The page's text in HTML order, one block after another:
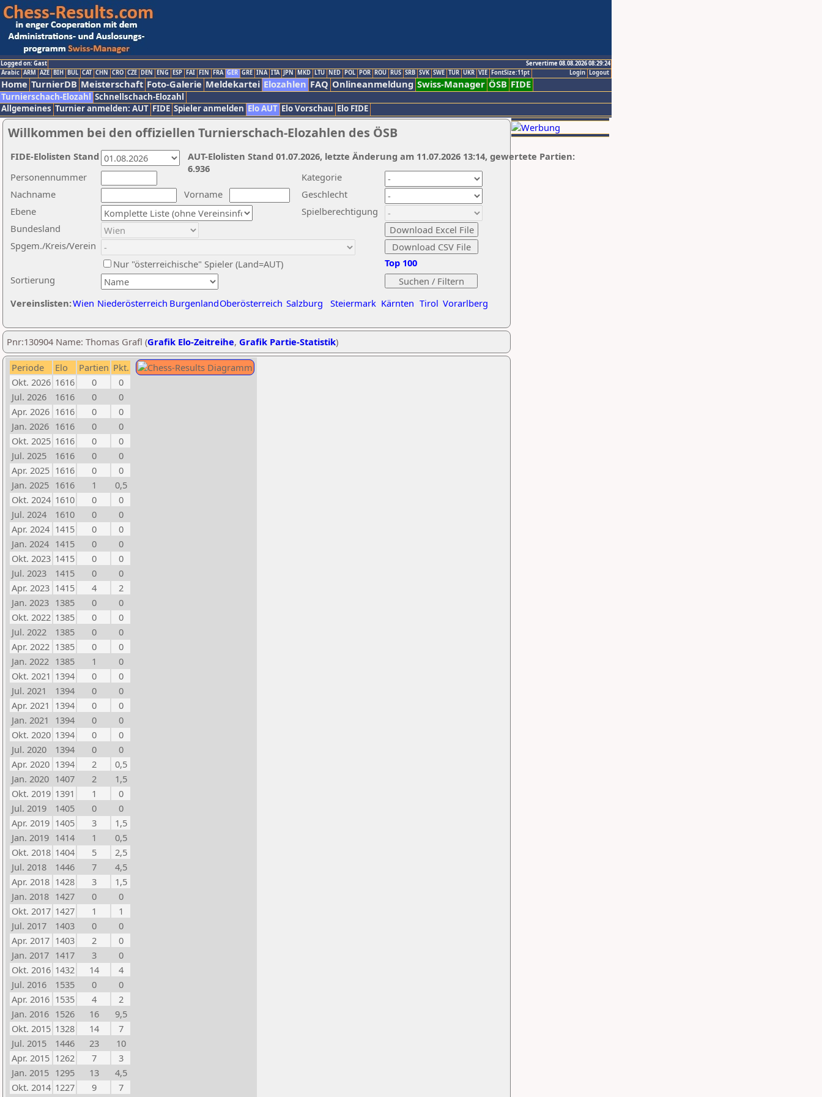
Logged on: Gast
Servertime 08.08.2026 08:29:24
Logout
Login
Arabic ARM AZE BIH BUL CAT CHN CRO CZE DEN ENG ESP FAI FIN FRA GER GRE INA ITA JPN MKD LTU NED POL POR ROU RUS SRB SVK SWE TUR UKR VIE FontSize:11pt
Home TurnierDB Meisterschaft Foto-Galerie Meldekartei Elozahlen FAQ Onlineanmeldung Swiss-Manager ÖSB FIDE
Turnierschach-Elozahl Schnellschach-Elozahl
Allgemeines Turnier anmelden: AUT FIDE Spieler anmelden Elo AUT Elo Vorschau Elo FIDE
Willkommen bei den offiziellen Turnierschach-Elozahlen des ÖSB
Nachname
Vorname
Ebene
Kategorie
Sortierung
Personennummer
Bundesland
Spgem./Kreis/Verein
Geschlecht
Nur "österreichische" Spieler (Land=AUT)
Spielberechtigung
Vereinslisten:Wien Niederösterreich BurgenlandOberösterreich Salzburg Steiermark Kärnten Tirol Vorarlberg
Top 100
AUT-Elolisten Stand 01.07.2026, letzte Änderung am 11.07.2026 13:14, gewertete Partien:
6.936
FIDE-Elolisten Stand
Pnr:130904 Name: Thomas Grafl (Grafik Elo-Zeitreihe, Grafik Partie-Statistik)
Periode Elo Partien Pkt.
Okt. 2026 1616 0
0
Jul. 2026
1616 0
0
Apr. 2026 1616 0
0
Jan. 2026 1616 0
0
Okt. 2025 1616 0
0
Jul. 2025
1616 0
0
Apr. 2025 1616 0
0
Jan. 2025 1616 1
0,5
Okt. 2024 1610 0
0
Jul. 2024
1610 0
0
Apr. 2024 1415 0
0
Jan. 2024 1415 0
0
Okt. 2023 1415 0
0
Jul. 2023
1415 0
0
Apr. 2023 1415 4
2
Jan. 2023 1385 0
0
Okt. 2022 1385 0
0
Jul. 2022
1385 0
0
Apr. 2022 1385 0
0
Jan. 2022 1385 1
0
Okt. 2021 1394 0
0
Jul. 2021
1394 0
0
Apr. 2021 1394 0
0
Jan. 2021
1394 0
0
Okt. 2020 1394 0
0
Jul. 2020
1394 0
0
Apr. 2020 1394 2
0,5
Jan. 2020 1407 2
1,5
Okt. 2019 1391 1
0
Jul. 2019
1405 0
0
Apr. 2019 1405 3
1,5
Jan. 2019 1414 1
0,5
Okt. 2018 1404 5
2,5
Jul. 2018
1446 7
4,5
Apr. 2018 1428 3
1,5
Jan. 2018 1427 0
0
Okt. 2017 1427 1
1
Jul. 2017
1403 0
0
Apr. 2017 1403 2
0
Jan. 2017 1417 3
0
Okt. 2016 1432 14
4
Jul. 2016
1535 0
0
Apr. 2016 1535 4
2
Jan. 2016 1526 16
9,5
Okt. 2015 1328 14
7
Jul. 2015
1446 23
10
Apr. 2015 1262 7
3
Jan. 2015 1295 13
4,5
Okt. 2014 1227 9
7